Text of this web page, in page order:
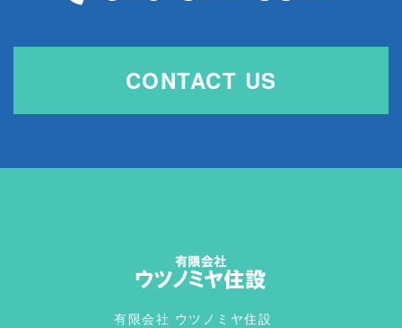
CONTACT US
有限会社 ウツノミヤ住設